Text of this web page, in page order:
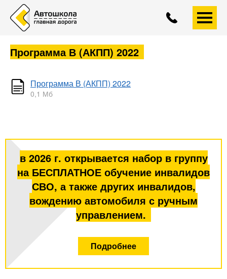
+7 (4852)
Программа В (АКПП) 2022
Программа В (АКПП) 2022
0,1 Мб
в 2026 г. открывается набор в группу
на БЕСПЛАТНОЕ обучение инвалидов
СВО, а также других инвалидов,
вождению автомобиля с ручным
управлением.
Подробнее